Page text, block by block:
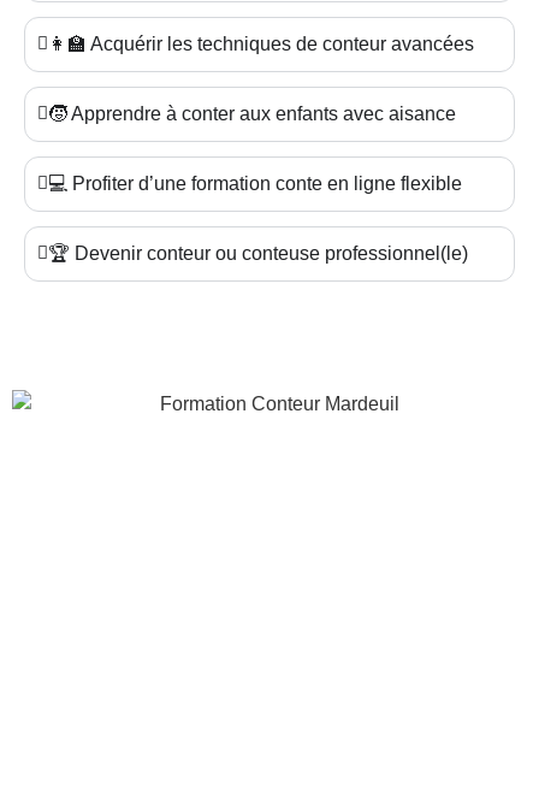
👩‍🏫 Acquérir les techniques de conteur avancées
🧒 Apprendre à conter aux enfants avec aisance
💻 Profiter d’une formation conte en ligne flexible
🏆 Devenir conteur ou conteuse professionnel(le)